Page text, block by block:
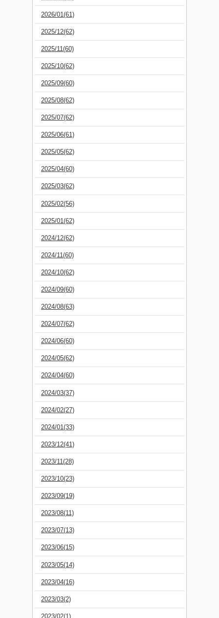
2026/01(61)
2025/12(62)
2025/11(60)
2025/10(62)
2025/09(60)
2025/08(62)
2025/07(62)
2025/06(61)
2025/05(62)
2025/04(60)
2025/03(62)
2025/02(56)
2025/01(62)
2024/12(62)
2024/11(60)
2024/10(62)
2024/09(60)
2024/08(63)
2024/07(62)
2024/06(60)
2024/05(62)
2024/04(60)
2024/03(37)
2024/02(27)
2024/01(33)
2023/12(41)
2023/11(28)
2023/10(23)
2023/09(19)
2023/08(11)
2023/07(13)
2023/06(15)
2023/05(14)
2023/04(16)
2023/03(2)
2023/02(1)